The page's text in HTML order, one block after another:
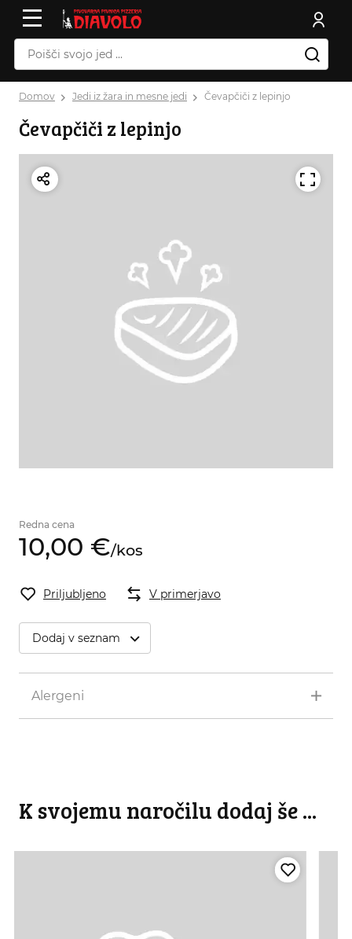
Domov Jedi iz žara in mesne jedi Čevapčiči z lepinjo
Čevapčiči z lepinjo
Redna cena
10,00 €/kos
Priljubljeno V primerjavo
Dodaj v seznam
Alergeni
K svojemu naročilu dodaj še ...